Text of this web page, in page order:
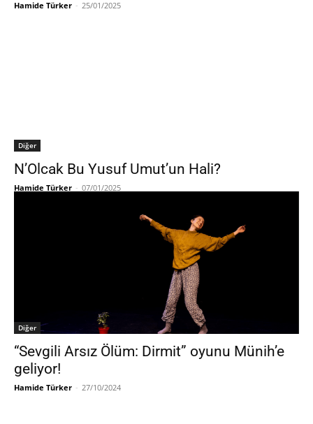
Hamide Türker - 25/01/2025
Diğer
N’Olcak Bu Yusuf Umut’un Hali?
Hamide Türker - 07/01/2025
Diğer
“Sevgili Arsız Ölüm: Dirmit” oyunu Münih’e
geliyor!
Hamide Türker - 27/10/2024